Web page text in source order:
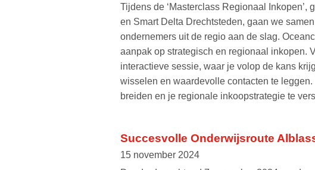
Tijdens de ‘Masterclass Regionaal
en Smart Delta Drechtsteden, gaan we
ondernemers uit de regio aan de slag.
aanpak op strategisch en regionaal inkopen.
interactieve sessie, waar je volop de kans
wisselen en waardevolle contacten te
breiden en je regionale inkoopstrategie te
Succesvolle Onderwijsroute
15 november 2024